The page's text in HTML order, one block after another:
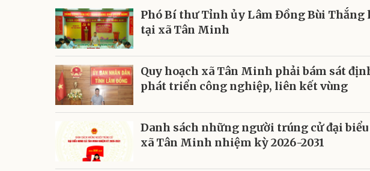
Phó Bí thư Tỉnh ủy Lâm Đồng Bùi Thắng
tại xã Tân Minh
Quy hoạch xã Tân Minh phải bám sát
phát triển công nghiệp, liên kết vùng
Danh sách những người trúng cử đại
xã Tân Minh nhiệm kỳ 2026-2031